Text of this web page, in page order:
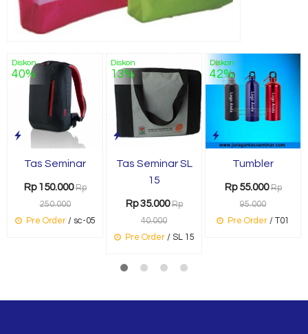
Diskon
40%
Tas Seminar
Rp 150.000 Rp
250.000
Pre Order/ sc-05
Diskon
13%
Tas Seminar SL
15
Rp 35.000 Rp
40.000
Pre Order/ SL 15
Diskon
42%
Tumbler
Rp 55.000 Rp
95.000
Pre Order / T01